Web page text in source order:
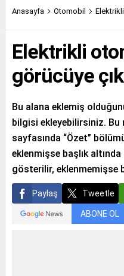
Anasayfa Otomobil
Elektrikli
görücüye
Bu alana eklemiş
bilgisi ekleyebilirsiniz. Bu
sayfasında “Özet”
eklenmişse başlık
gösterilir, eklenmemişse
Paylaş Tweetle
ABONE OL